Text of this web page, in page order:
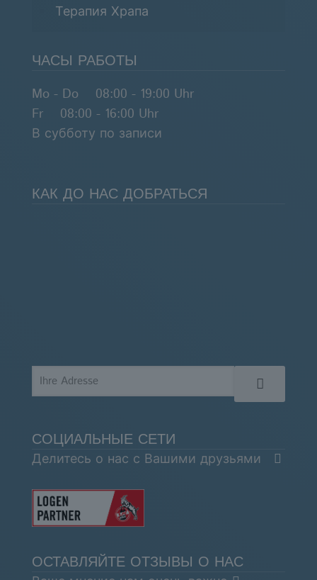
Терапия Храпа
ЧАСЫ РАБОТЫ
Mo - Do 08:00 - 19:00 Uhr
Fr 08:00 - 16:00 Uhr
В субботу по записи
КАК ДО НАС ДОБРАТЬСЯ
СОЦИАЛЬНЫЕ СЕТИ
Делитесь о нас с Вашими друзьями
ОСТАВЛЯЙТЕ ОТЗЫВЫ О НАС